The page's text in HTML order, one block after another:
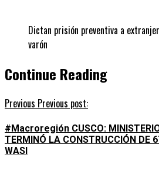
Dictan prisión preventiva a
varón
Continue Reading
Previous Previous post:
#Macroregión CUSCO:
TERMINÓ LA CONSTRUCCIÓN DE
WASI